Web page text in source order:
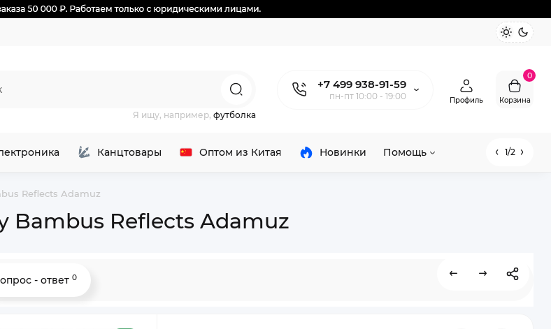
+7 499 938-91-59
пн-пт 10:00 - 19:00
Я ищу, например, футболка
Профиль
0
Корзина
Канцтовары Оптом из Китая Новинки Помощь 1/2
Reflects Adamuz
Bambus Reflects Adamuz
- ответ 0